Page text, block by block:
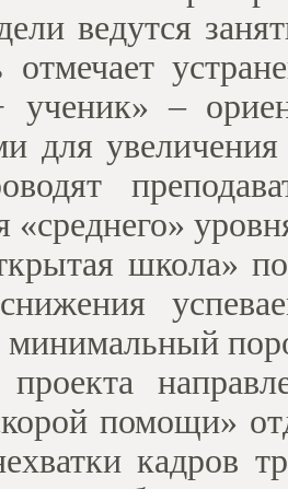
ведутся
отмечает
ученик» –
для увеличения
«среднего»
школа»
минимальный
проекта
помощи»
кадров